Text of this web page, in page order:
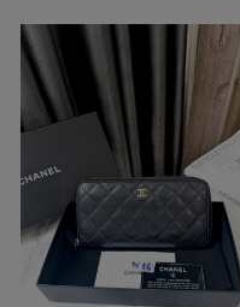
thường